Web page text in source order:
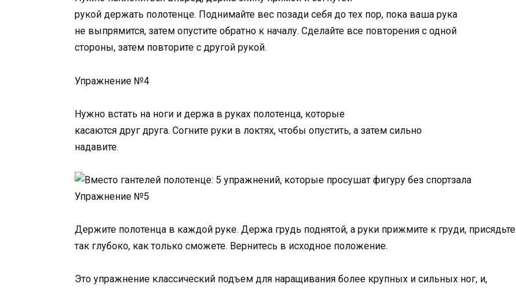
рукой держать полотенце. Поднимайте вес позади себя до тех пор, пока ваша рука
не выпрямится, затем опустите обратно к началу. Сделайте все повторения с одной
стороны, затем повторите с другой рукой.
Упражнение №4
Нужно встать на ноги и держа в руках полотенца, которые
касаются друг друга. Согните руки в локтях, чтобы опустить, а затем сильно
надавите.
Упражнение №5
Держите полотенца в каждой руке. Держа грудь поднятой, а руки прижмите к груди, присядьте
так глубоко, как только сможете. Вернитесь в исходное положение.
Это упражнение классический подъем для наращивания более крупных и сильных ног, и,